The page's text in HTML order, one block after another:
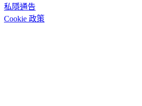
私隱通告
Cookie 政策